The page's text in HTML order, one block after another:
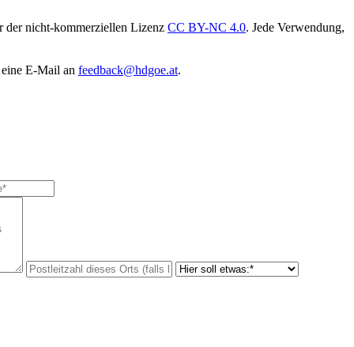
der nicht-kommerziellen Lizenz CC BY-NC 4.0. Jede Verwendung,
E-Mail an feedback@hdgoe.at.